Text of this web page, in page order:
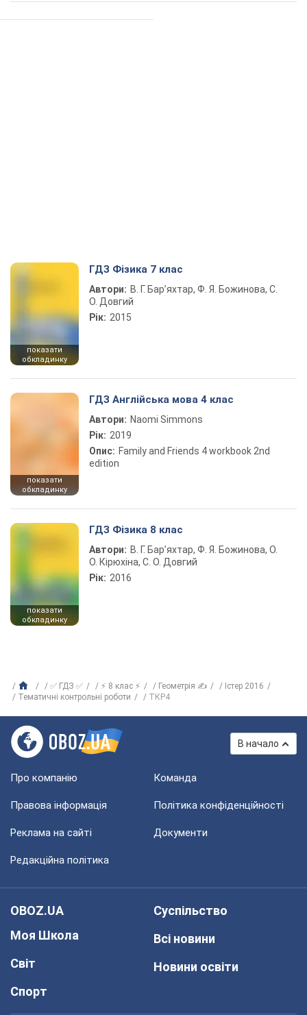
показати
обкладинку
ГДЗ Фізика 7 клас
Автори: В. Г. Бар’яхтар, Ф. Я. Божинова, С.
О. Довгий
Рік: 2015
показати
обкладинку
ГДЗ Англійська мова 4 клас
Автори: Naomi Simmons
Рік: 2019
Опис: Family and Friends 4 workbook 2nd
edition
показати
обкладинку
ГДЗ Фізика 8 клас
Автори: В. Г. Бар’яхтар, Ф. Я. Божинова, О.
О. Кірюхіна, С. О. Довгий
Рік: 2016
✅ ГДЗ ✅ ⚡ 8 клас ⚡ Геометрія ✍
Істер 2016
Тематичні контрольні роботи
ТКР4
В начало
Про компанію Команда
Правова інформація Політика конфіденційності
Реклама на сайті Документи
Редакційна політика
OBOZ.UA
Моя Школа
Світ
Спорт
Суспільство
Всі новини
Новини освіти